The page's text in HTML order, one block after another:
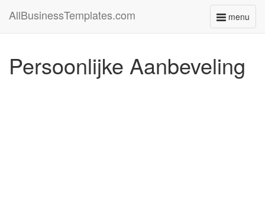
menu
Toggle
AllBusinessTemplates.com
Persoonlijke Aanbeveling